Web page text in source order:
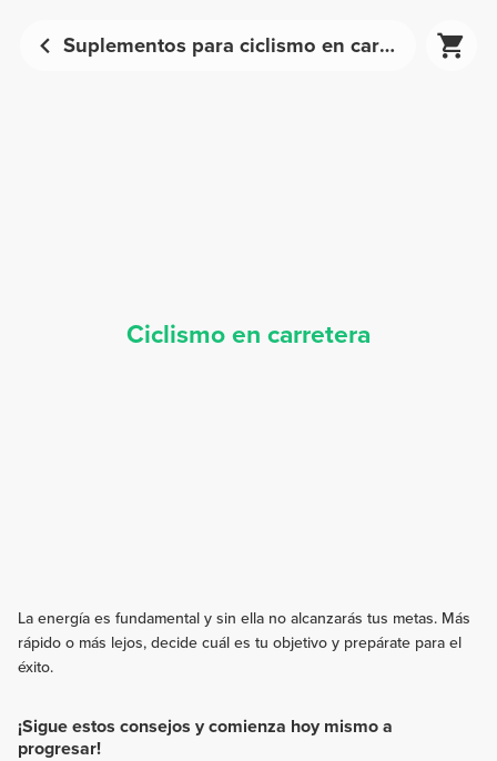
Suplementos para ciclismo en carretera - Nutrición deportiva | Prozis
Ciclismo en carretera
La energía es fundamental y sin ella no alcanzarás tus metas. Más
rápido o más lejos, decide cuál es tu objetivo y prepárate para el
éxito.
¡Sigue estos consejos y comienza hoy mismo a
progresar!